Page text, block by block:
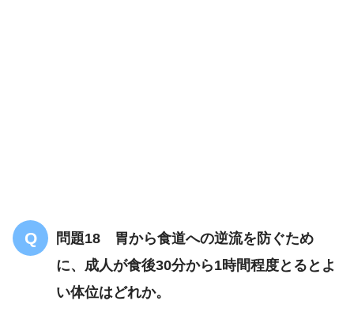
問題18 胃から食道への逆流を防ぐため
に、成人が食後30分から1時間程度とるとよ
い体位はどれか。